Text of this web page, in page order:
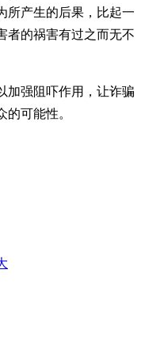
所产生的后果，比起一
者的祸害有过之而无不
加强阻吓作用，让诈骗
可能性。